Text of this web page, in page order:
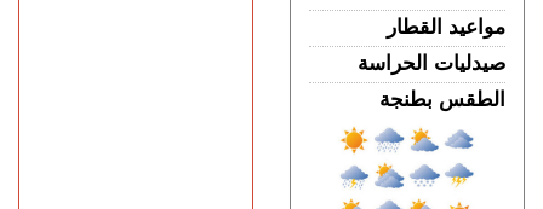
مواعيد القطار
صيدليات الحراسة
الطقس بطنجة